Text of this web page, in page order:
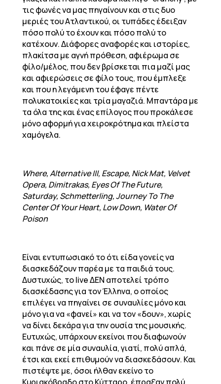
τις φωνές να μας πηγαίνουν και στις δυο
μεριές του Ατλαντικού, οι τυπάδες έδειξαν
πόσο πολύ το έχουν και πόσο πολύ το
κατέχουν. Διάφορες αναφορές και ιστορίες,
πλακίτσα με αγνή πρόθεση, αφιέρωμα σε
φίλο/μέλος, που δεν βρίσκεται πια μαζί μας
και αφιερώσεις σε φίλο τους, που έμπλεξε
και που η λεγάμενη του έφαγε πέντε
πολυκατοικίες και τρία μαγαζιά. Μπαντάρα με
τα όλα της και ένας επίλογος που προκάλεσε
μόνο αφορμή για χειροκρότημα και πλείστα
χαμόγελα.
Where, Alternative III, Escape, Nick Mat, Velvet
Opera, Dimitrakas, Eyes Of The Future,
Saturday, Schmetterling, Journey To The
Center Of Your Heart, Low Down, Water Of
Poison
Είναι εντυπωσιακό το ότι είδα γονείς να
διασκεδάζουν παρέα με τα παιδιά τους.
Δυστυχώς, το live ΔΕΝ αποτελεί τρόπο
διασκέδασης για τον Έλληνα, ο οποίος
επιλέγει να πηγαίνει σε συναυλίες μόνο και
μόνο για να «φανεί» και να τον «δουν», χωρίς
να δίνει δεκάρα για την ουσία της μουσικής.
Ευτυχώς, υπάρχουν εκείνοι που διαφωνούν
και πάνε σε μία συναυλία, γιατί, πολύ απλά,
έτσι και εκεί επιθυμούν να διασκεδάσουν. Και
πιστέψτε με, όσοι ήλθαν εκείνο το